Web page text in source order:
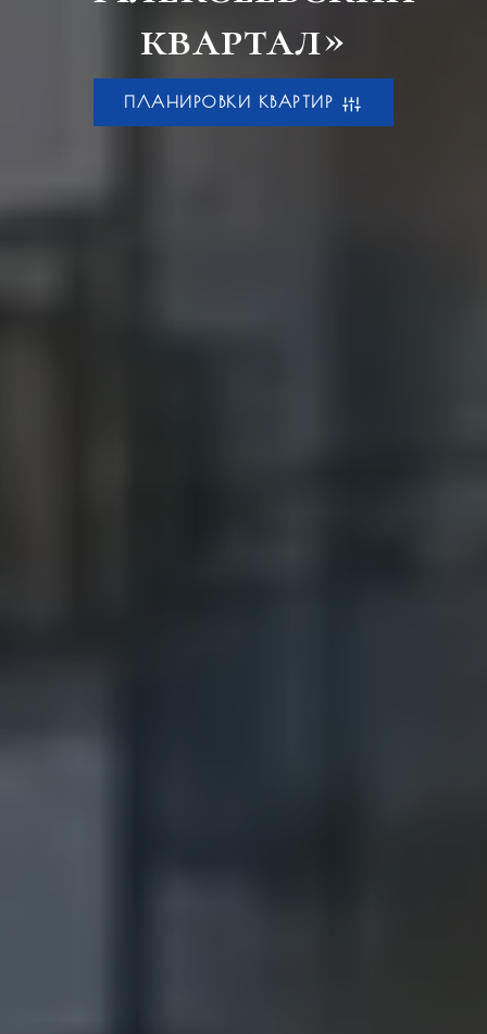
квартал»
ПЛАНИРОВКИ КВАРТИР